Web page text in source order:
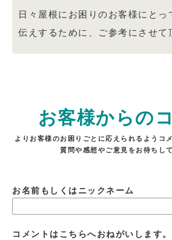
日々屋根にお困りのお客様にとっ
伝えするために、ご参考にさせて
お客様からの
よりお客様のお困りごとに応えられるようコ
質問や感想やご意見をお待ちし
お名前もしくはニックネーム
コメントはこちらへおねがいします。